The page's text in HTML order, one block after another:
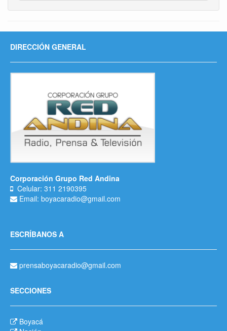
DIRECCIÓN GENERAL
Corporación Grupo Red Andina
Celular: 311 2190395
Email: boyacaradio@gmail.com
ESCRÍBANOS A
prensaboyacaradio@gmail.com
SECCIONES
Boyacá